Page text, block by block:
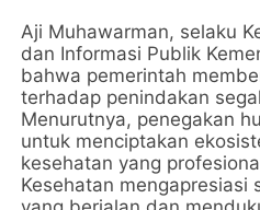
Aji Muhawarman, selaku
dan Informasi Publik
bahwa pemerintah
terhadap penindakan
Menurutnya, penegakan
untuk menciptakan
kesehatan yang
Kesehatan mengapresiasi